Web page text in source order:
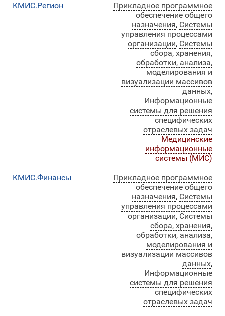
КМИС.Регион
Прикладное программное
обеспечение общего
назначения, Системы
управления процессами
организации, Системы
сбора, хранения,
обработки, анализа,
моделирования и
визуализации массивов
данных,
Информационные
системы для решения
специфических
отраслевых задач
Медицинские
информационные
системы (МИС)
КМИС.Финансы
Прикладное программное
обеспечение общего
назначения, Системы
управления процессами
организации, Системы
сбора, хранения,
обработки, анализа,
моделирования и
визуализации массивов
данных,
Информационные
системы для решения
специфических
отраслевых задач